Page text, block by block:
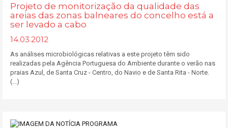
Projeto de monitorização da qualidade das
areias das zonas balneares do concelho está a
ser levado a cabo
14.03.2012
As análises microbiológicas relativas a este projeto têm sido
realizadas pela Agência Portuguesa do Ambiente durante o verão nas
praias Azul, de Santa Cruz - Centro, do Navio e de Santa Rita - Norte.
(...)